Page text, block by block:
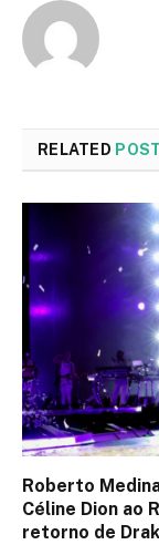
RELATED
Roberto
Céline Dion ao
retorno de